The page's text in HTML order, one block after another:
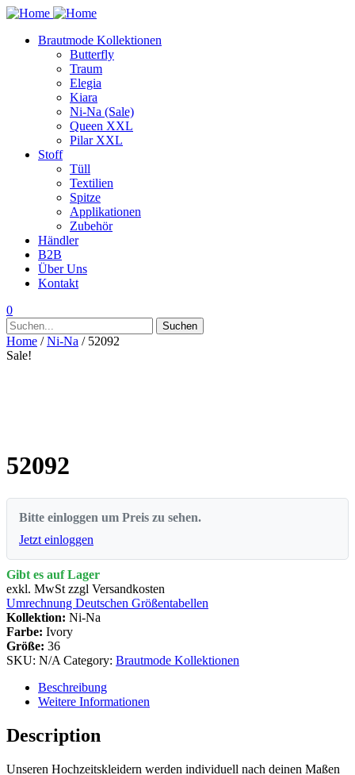
Brautmode Kollektionen
Butterfly
Traum
Elegia
Kiara
Ni-Na (Sale)
Queen XXL
Pilar XXL
Stoff
Tüll
Textilien
Spitze
Applikationen
Zubehör
Händler
B2B
Über Uns
Kontakt
0
Suchen
nach:
Suchen
Home /Ni-Na / 52092
Sale!
52092
Bitte einloggen um Preis zu sehen.
Jetzt einloggen
Gibt es auf Lager
exkl. MwSt zzgl Versandkosten
Umrechnung Deutschen Größentabellen
Kollektion: Ni-Na
Farbe: Ivory
Größe: 36
SKU: N/A Category: Brautmode Kollektionen
Beschreibung
Weitere Informationen
Description
Unseren Hochzeitskleidern werden individuell nach deinen Maßen